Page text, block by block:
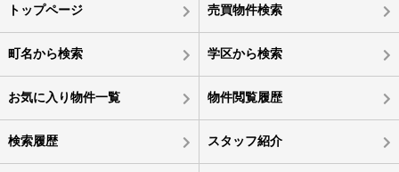
トップページ 売買物件検索
町名から検索 学区から検索
お気に入り物件一覧 物件閲覧履歴
検索履歴 スタッフ紹介